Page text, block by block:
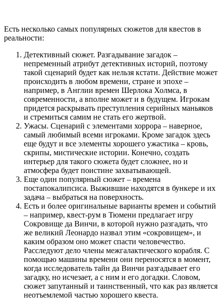
Есть несколько самых популярных сюжетов для квестов в
реальности:
Детективный сюжет. Разгадывание загадок –
непременный атрибут детективных историй, поэтому
такой сценарий будет как нельзя кстати. Действие может
происходить в любом времени, стране и эпохе –
например, в Англии времен Шерлока Холмса, в
современности, а вполне может и в будущем. Игрокам
придется раскрывать преступления серийных маньяков
и стремиться самим не стать его жертвой.
Ужасы. Сценарий с элементами хоррора – наверное,
самый любимый всеми игроками. Кроме загадок здесь
еще будут и все элементы хорошего ужастика – кровь,
скрипы, мистические истории. Конечно, создать
интерьер для такого сюжета будет сложнее, но и
атмосфера будет поистине захватывающей.
Еще один популярный сюжет – времена
постапокалипсиса. Выжившие находятся в бункере и их
задача – выбраться на поверхность.
Есть и более оригинальные варианты времен и событий
– например, квест-рум в Тюмени предлагает игру
Сокровище да Винчи, в которой нужно разгадать, что
же великий Леонардо назвал этим «сокровищем», и
каким образом оно может спасти человечество.
Расследуют дело члены межгалактического корабля. С
помощью машины времени они переносятся в момент,
когда исследователь тайн да Винчи разгадывает его
загадку, но исчезает, а с ним и его догадки. Словом,
сюжет запутанный и таинственный, что как раз является
неотъемлемой частью хорошего квеста.